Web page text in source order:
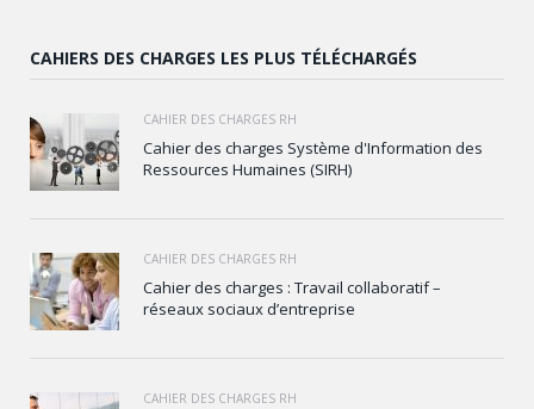
CAHIERS DES CHARGES LES PLUS TÉLÉCHARGÉS
CAHIER DES CHARGES RH
Cahier des charges Système d'Information des
Ressources Humaines (SIRH)
CAHIER DES CHARGES RH
Cahier des charges : Travail collaboratif –
réseaux sociaux d’entreprise
CAHIER DES CHARGES RH